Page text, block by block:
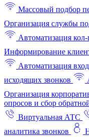
Массовый подбор
Организация службы
Автоматизация кол-
Информирование
Автоматизация
исходящих звонков
Организация
опросов и сбор
Виртуальная АТС
аналитика звонков